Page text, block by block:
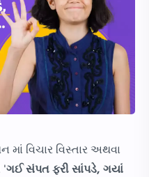
વિચાર વિસ્તાર અથવા
'ગઈ સંપત ફરી સાંપડે, ગયાં